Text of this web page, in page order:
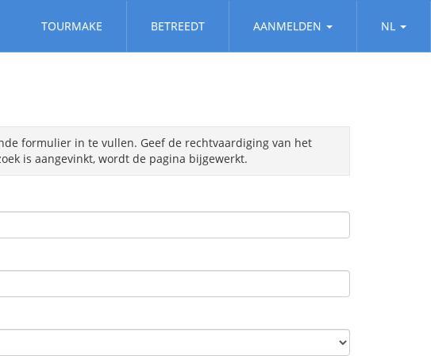
TOURMAKE BETREEDT AANMELDEN NL
formulier in te vullen. Geef de rechtvaardiging van het
is aangevinkt, wordt de pagina bijgewerkt.